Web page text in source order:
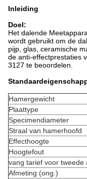
Inleiding
Doel:
Het dalende
wordt gebruikt om de
pijp, glas, ceramische
de anti-effectprestaties
3127 te beoordelen.
Hamergewicht
Plaattype
Specimendiameter
Straal van hamerhoofd
Effecthoogte
Hoogtefout
vang tarief voor tweede
Afmeting (ong.)